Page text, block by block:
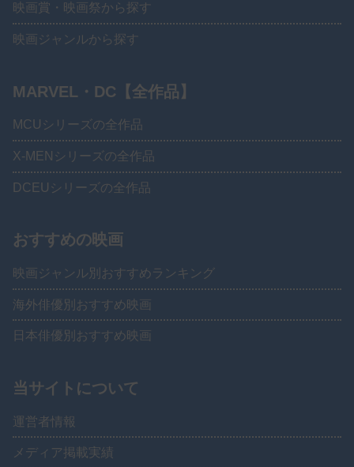
映画賞・映画祭から探す
映画ジャンルから探す
MARVEL・DC【全作品】
MCUシリーズの全作品
X-MENシリーズの全作品
DCEUシリーズの全作品
おすすめの映画
映画ジャンル別おすすめランキング
海外俳優別おすすめ映画
日本俳優別おすすめ映画
当サイトについて
運営者情報
メディア掲載実績